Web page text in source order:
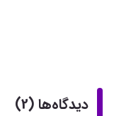
دیدگاه‌ها (2)